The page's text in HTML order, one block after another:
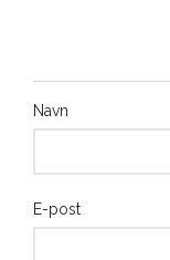
Navn
E-post